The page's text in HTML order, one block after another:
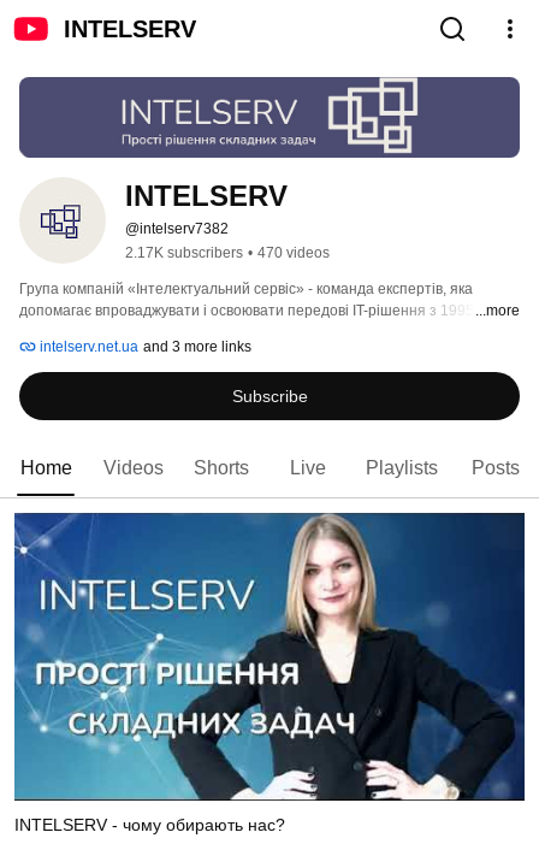
INTELSERV
INTELSERV
@intelserv7382
2.17K subscribers • 470 videos
Група компаній «Інтелектуальний сервіс» - команда експертів, яка
допомагає впроваджувати і освоювати передові IT-рішення з 1995 року.
програмного забезпечення M.E.DOC, ISpro, СОТА та ПРРО.
...more
intelserv.net.ua and 3 more links
Subscribe
Home Videos Shorts Live Playlists Posts
INTELSERV - чому обирають нас?